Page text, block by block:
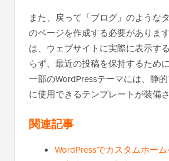
また、戻って「ブログ」のような
のページを作成する必要がありま
は、ウェブサイトに実際に表示す
らず、最近の投稿を保持するため
一部のWordPressテーマには、静
に使用できるテンプレートが装備
関連記事
WordPressでカスタムホー